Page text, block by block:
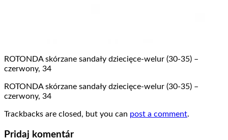
ROTONDA skórzane sandały dziecięce-welur (30-35) –
czerwony, 34
ROTONDA skórzane sandały dziecięce-welur (30-35) –
czerwony, 34
Trackbacks are closed, but you can post a comment.
Pridaj komentár